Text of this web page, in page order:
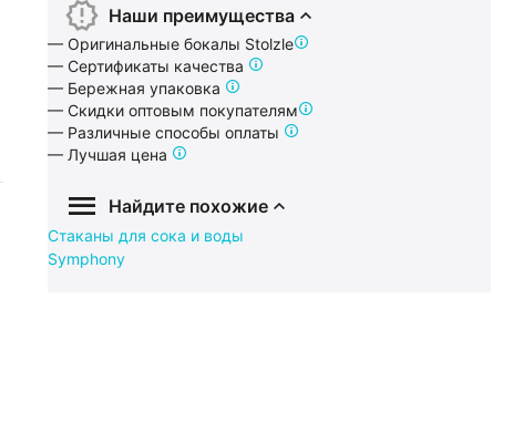
Наши преимущества
— Оригинальные бокалы Stolzle
— Сертификаты качества
— Бережная упаковка
— Скидки оптовым покупателям
— Различные способы оплаты
— Лучшая цена
Найдите похожие
Стаканы для сока и воды
Symphony